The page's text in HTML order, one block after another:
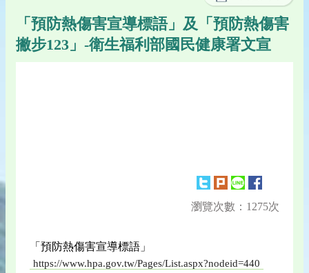
「預防熱傷害宣導標語」及「預防熱傷害
撇步123」-衛生福利部國民健康署文宣
瀏覽次數：1275次
「預防熱傷害宣導標語」
https://www.hpa.gov.tw/Pages/List.aspx?nodeid=440